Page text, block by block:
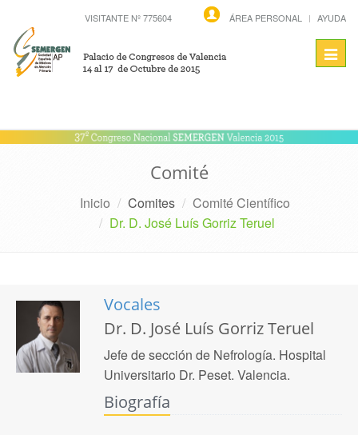
ÁREA PERSONAL AYUDA
VISITANTE Nº 775604
Comité
Inicio Comites
Comité Científico
Dr. D. José Luís Gorriz Teruel
Vocales
Dr. D. José Luís Gorriz Teruel
Jefe de sección de Nefrología. Hospital
Universitario Dr. Peset. Valencia.
Biografía